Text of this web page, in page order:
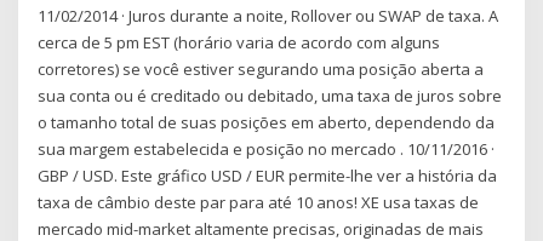
11/02/2014 · Juros durante a noite, Rollover ou SWAP de taxa. A
cerca de 5 pm EST (horário varia de acordo com alguns
corretores) se você estiver segurando uma posição aberta a
sua conta ou é creditado ou debitado, uma taxa de juros sobre
o tamanho total de suas posições em aberto, dependendo da
sua margem estabelecida e posição no mercado . 10/11/2016 ·
GBP / USD. Este gráfico USD / EUR permite-lhe ver a história da
taxa de câmbio deste par para até 10 anos! XE usa taxas de
mercado mid-market altamente precisas, originadas de mais